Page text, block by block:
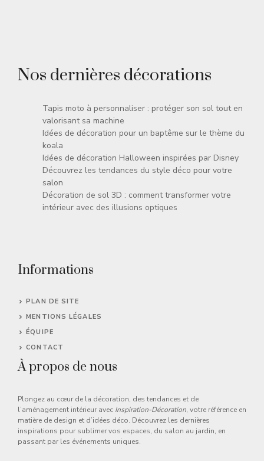
Nos dernières décorations
Tapis moto à personnaliser : protéger son sol tout en
valorisant sa machine
Idées de décoration pour un baptême sur le thème du
koala
Idées de décoration Halloween inspirées par Disney
Découvrez les tendances du style déco pour votre
salon
Décoration de sol 3D : comment transformer votre
intérieur avec des illusions optiques
Informations
PLAN DE SITE
MENTIONS LÉGALES
ÉQUIPE
CONTACT
À propos de nous
Plongez au cœur de la décoration, des tendances et de
l’aménagement intérieur avec Inspiration-Décoration, votre référence en
matière de design et d’idées déco. Découvrez les dernières
inspirations pour sublimer vos espaces, du salon au jardin, en
passant par les événements uniques.